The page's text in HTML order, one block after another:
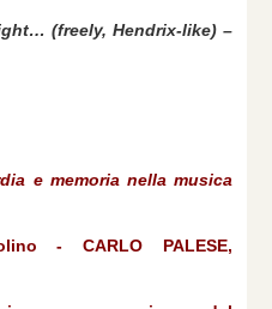
(freely, Hendrix-like) –
e memoria nella musica
- CARLO PALESE,